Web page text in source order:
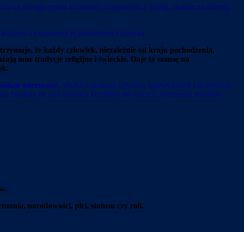
się teologicznymi kwestiami związanymi z wojną, zwłaszcza obecną
i zaznaczam je pogrubioną czcionką.
że każdy człowiek, niezależnie od kraju pochodzenia,
inne tradycje religijne i świeckie. Daje to szansę na
odrzucone. Walka o godność cywilów palestyńskich i izraelskich
ludzkim po obu stronach konfliktu nie oznacza tworzenia moralnej
narodowości, płci, statusu czy roli.